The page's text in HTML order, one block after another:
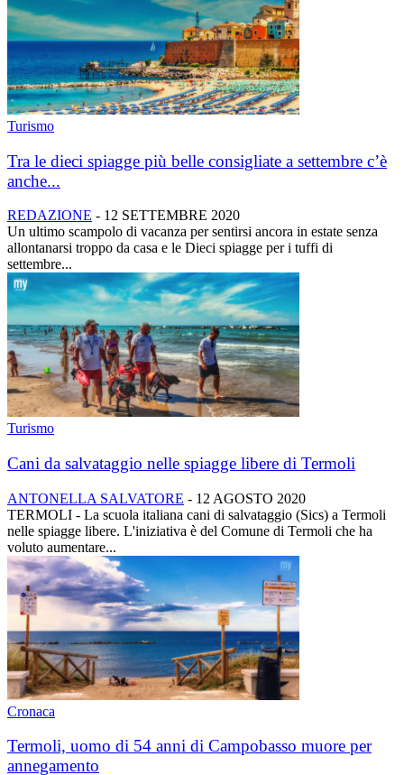
Turismo
Tra le dieci spiagge più belle consigliate a settembre c’è
anche...
REDAZIONE - 12 SETTEMBRE 2020
Un ultimo scampolo di vacanza per sentirsi ancora in estate senza
allontanarsi troppo da casa e le Dieci spiagge per i tuffi di
settembre...
Turismo
Cani da salvataggio nelle spiagge libere di Termoli
ANTONELLA SALVATORE - 12 AGOSTO 2020
TERMOLI - La scuola italiana cani di salvataggio (Sics) a Termoli
nelle spiagge libere. L'iniziativa è del Comune di Termoli che ha
voluto aumentare...
Cronaca
Termoli, uomo di 54 anni di Campobasso muore per
annegamento